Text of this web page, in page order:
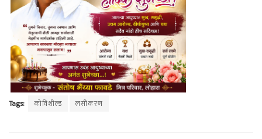
Tags: कोविशील्ड लसीकरण